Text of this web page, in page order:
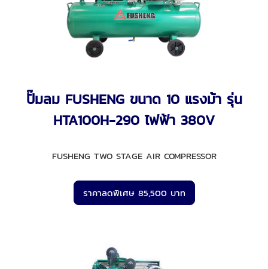
ปั๊มลม FUSHENG ขนาด 10 แรงม้า รุ่น
HTA100H-290 ไฟฟ้า 380V
FUSHENG TWO STAGE AIR COMPRESSOR
ราคาลดพิเศษ 85,500 บาท